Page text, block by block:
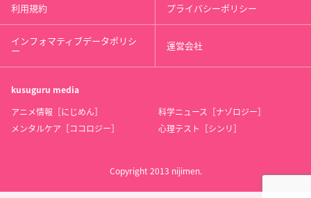
利用規約 プライバシーポリシー
インフォマティブデータポリシ
ー 運営会社
kusuguru media
アニメ情報［にじめん］
科学ニュース［ナゾロジー］
メンタルケア［ココロジー］
心理テスト［シンリ］
Copyright 2013 nijimen.